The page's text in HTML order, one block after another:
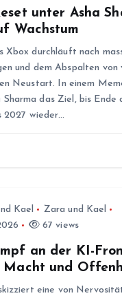
unter Asha
Wachstum
Xbox durchläuft nach
und dem Abspalten von
Neustart. In einem
Sharma das Ziel, bis Ende
2027 wieder…
Kael
Zara und Kael
67 views
an der KI-
Macht und
eine von